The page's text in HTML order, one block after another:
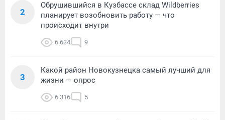
2
Обрушившийся в Кузбассе склад Wildberries
планирует возобновить работу — что
происходит внутри
6 634 9
3
Какой район Новокузнецка самый лучший для
жизни — опрос
6 316 5